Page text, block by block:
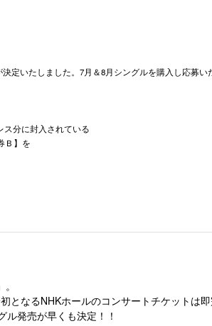
定いたしました。7月＆8月シングルを購入し応募い
ス分に封入されている
Ｂ】を
なるNHKホールのコンサートチケットは
発売が早くも決定！！